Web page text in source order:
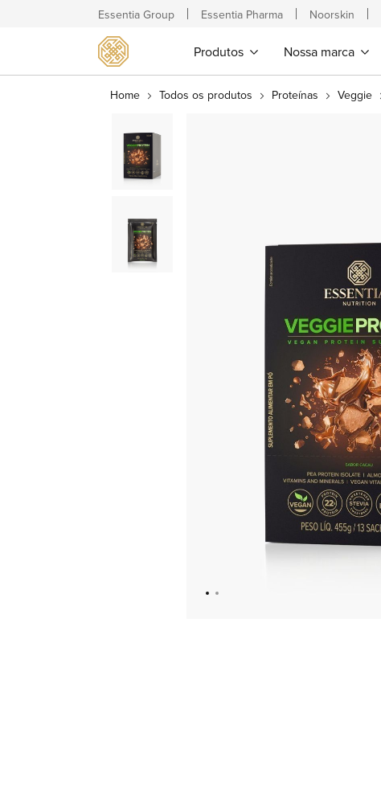
Produtos Nossa marca
Home Todos os produtos Proteínas Veggie
Galeria
imagens
Essentia Group Essentia Pharma Noorskin